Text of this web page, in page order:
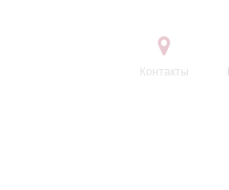
Контакты